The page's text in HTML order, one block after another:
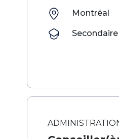
Montréal
Secondaire